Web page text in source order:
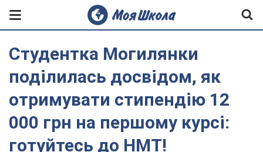
Студентка Могилянки
поділилась досвідом, як
отримувати стипендію 12
000 грн на першому курсі:
готуйтесь до НМТ!